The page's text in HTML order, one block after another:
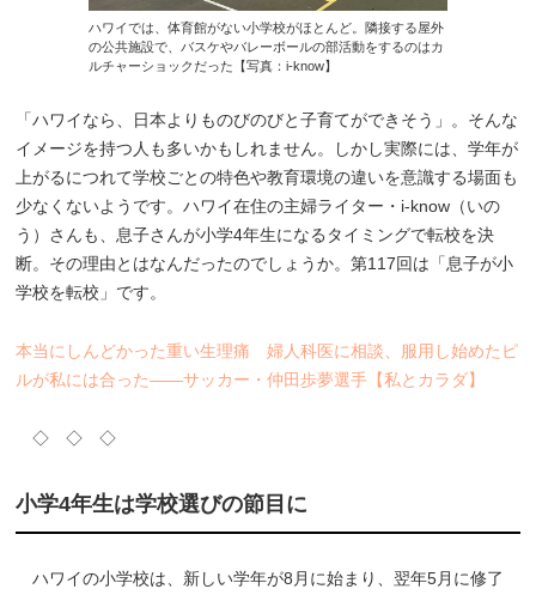
ハワイでは、体育館がない小学校がほとんど。隣接する屋外
の公共施設で、バスケやバレーボールの部活動をするのはカ
ルチャーショックだった【写真：i-know】
「ハワイなら、日本よりものびのびと子育てができそう」。そんな
イメージを持つ人も多いかもしれません。しかし実際には、学年が
上がるにつれて学校ごとの特色や教育環境の違いを意識する場面も
少なくないようです。ハワイ在住の主婦ライター・i-know（いの
う）さんも、息子さんが小学4年生になるタイミングで転校を決
断。その理由とはなんだったのでしょうか。第117回は「息子が小
学校を転校」です。
本当にしんどかった重い生理痛 婦人科医に相談、服用し始めたピ
ルが私には合った――サッカー・仲田歩夢選手【私とカラダ】
◇ ◇ ◇
小学4年生は学校選びの節目に
ハワイの小学校は、新しい学年が8月に始まり、翌年5月に修了